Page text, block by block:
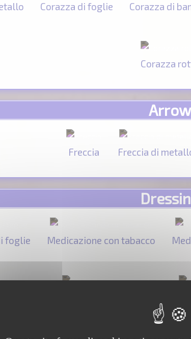
Corazza di foglie Corazza di
Corazza
Arrow
Freccia Freccia di
foglie Medicazione con tabacco